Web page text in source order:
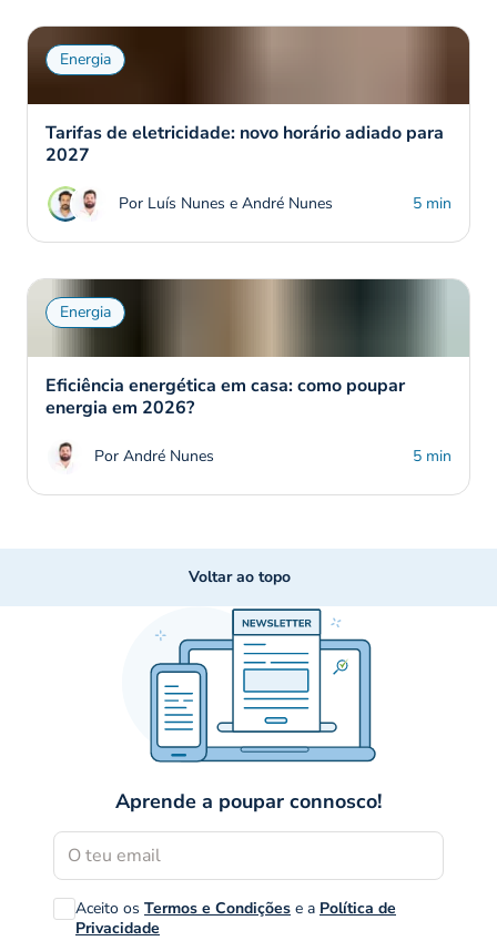
Energia
Tarifas de eletricidade: novo horário adiado para
2027
Por Luís Nunes e André Nunes 5 min
Energia
Eficiência energética em casa: como poupar
energia em 2026?
Por André Nunes 5 min
Voltar ao topo
Aprende a poupar connosco!
Aceito os Termos e Condições e a Política de
Privacidade